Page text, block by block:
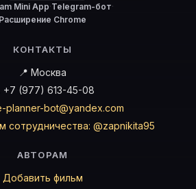
Mini App·Telegram-бот·
Расширение Chrome
КОНТАКТЫ
📍 Москва
+7 (977) 613-45-08
planner-bot@yandex.com
сотрудничества: @zapnikita95
АВТОРАМ
Добавить фильм